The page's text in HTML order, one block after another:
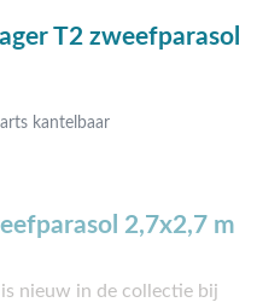
T2 zweefparasol
kantelbaar
2,7x2,7 m
nieuw in de collectie bij